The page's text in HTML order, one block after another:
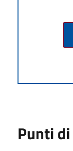
Punti